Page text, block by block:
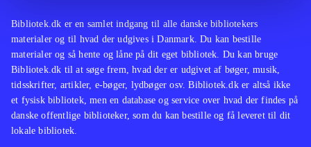
Bibliotek.dk er en samlet indgang til alle danske bibliotekers
materialer og til hvad der udgives i Danmark. Du kan bestille
materialer og så hente og låne på dit eget bibliotek. Du kan bruge
Bibliotek.dk til at søge frem, hvad der er udgivet af bøger, musik,
tidsskrifter, artikler, e-bøger, lydbøger osv. Bibliotek.dk er altså ikke
et fysisk bibliotek, men en database og service over hvad der findes på
danske offentlige biblioteker, som du kan bestille og få leveret til dit
lokale bibliotek.